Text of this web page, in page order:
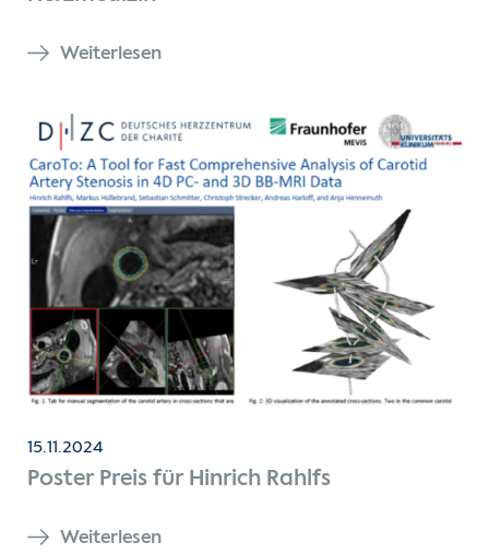
Weiterlesen
15.11.2024
Poster Preis für Hinrich Rahlfs
Weiterlesen